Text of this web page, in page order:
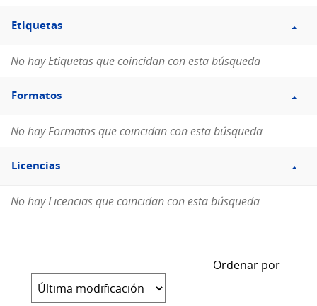
Filtro
Etiquetas
Etiquetas
No hay Etiquetas que coincidan con esta búsqueda
Filtro
Formatos
Formatos
No hay Formatos que coincidan con esta búsqueda
Filtro
Licencias
Licencias
No hay Licencias que coincidan con esta búsqueda
Ordenar por